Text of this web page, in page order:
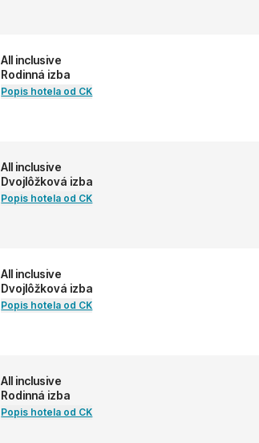
All inclusive
Rodinná izba
Popis hotela od CK
All inclusive
Dvojlôžková izba
Popis hotela od CK
All inclusive
Dvojlôžková izba
Popis hotela od CK
All inclusive
Rodinná izba
Popis hotela od CK